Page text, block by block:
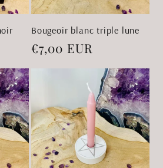
Bougeoir blanc triple lune
Prix
€7,00 EUR